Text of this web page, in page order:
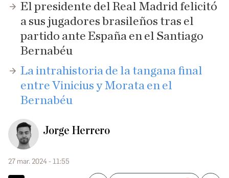
El presidente del Real Madrid felicitó
a sus jugadores brasileños tras el
partido ante España en el Santiago
Bernabéu
La intrahistoria de la tangana final
entre Vinicius y Morata en el
Bernabéu
Jorge Herrero
27 mar. 2024 - 11:55